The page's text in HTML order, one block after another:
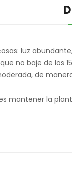
luz
no baje de
de
mantener la